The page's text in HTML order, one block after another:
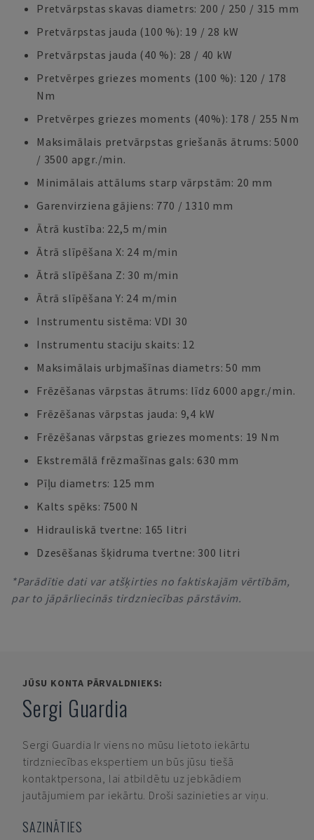
Pretvārpstas skavas diametrs: 200 / 250 / 315 mm
Pretvārpstas jauda (100 %): 19 / 28 kW
Pretvārpstas jauda (40 %): 28 / 40 kW
Pretvērpes griezes moments (100 %): 120 / 178
Nm
Pretvērpes griezes moments (40%): 178 / 255 Nm
Maksimālais pretvārpstas griešanās ātrums: 5000
/ 3500 apgr./min.
Minimālais attālums starp vārpstām: 20 mm
Garenvirziena gājiens: 770 / 1310 mm
Ātrā kustība: 22,5 m/min
Ātrā slīpēšana X: 24 m/min
Ātrā slīpēšana Z: 30 m/min
Ātrā slīpēšana Y: 24 m/min
Instrumentu sistēma: VDI 30
Instrumentu staciju skaits: 12
Maksimālais urbjmašīnas diametrs: 50 mm
Frēzēšanas vārpstas ātrums: līdz 6000 apgr./min.
Frēzēšanas vārpstas jauda: 9,4 kW
Frēzēšanas vārpstas griezes moments: 19 Nm
Ekstremālā frēzmašīnas gals: 630 mm
Pīļu diametrs: 125 mm
Kalts spēks: 7500 N
Hidrauliskā tvertne: 165 litri
Dzesēšanas šķidruma tvertne: 300 litri
*Parādītie dati var atšķirties no faktiskajām vērtībām,
par to jāpārliecinās tirdzniecības pārstāvim.
JŪSU KONTA PĀRVALDNIEKS:
Sergi Guardia
Sergi Guardia Ir viens no mūsu lietoto iekārtu
tirdzniecības ekspertiem un būs jūsu tiešā
kontaktpersona, lai atbildētu uz jebkādiem
jautājumiem par iekārtu. Droši sazinieties ar viņu.
SAZINĀTIES